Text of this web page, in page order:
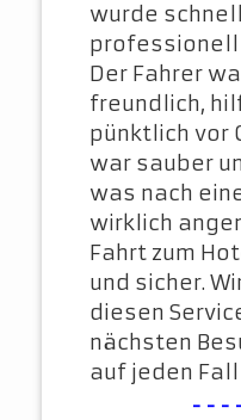
wurde
Der Fahrer
freundlich,
pünktlich vor
war sauber
was nach
wirklich
Fahrt zum
und sicher.
diesen
nächsten
auf jeden